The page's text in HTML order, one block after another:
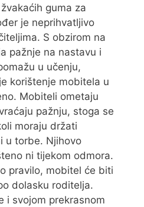
guma za
je neprihvatljivo
S obzirom na
pažnje na nastavu i
u učenju,
korištenje mobitela u
Mobiteli ometaju
pažnju, stoga se
moraju držati
u torbe. Njihovo
ni tijekom odmora.
pravilo, mobitel će biti
dolasku roditelja.
i svojom prekrasnom